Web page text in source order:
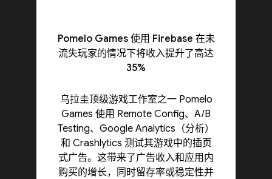
Pomelo Games 使用 Firebase 在未
流失玩家的情况下将收入提升了高达
35%
乌拉圭顶级游戏工作室之一 Pomelo
Games 使用 Remote Config、A/B
Testing、Google Analytics（分析）
和 Crashlytics 测试其游戏中的插页
式广告。这带来了广告收入和应用内
购买的增长，同时留存率或稳定性并